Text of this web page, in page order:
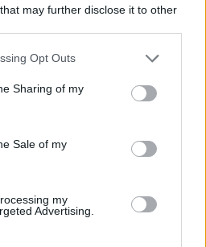
that may further disclose it to other
app uses one or more Google
behaviour. You may click to
and its third-party tags to
purposes in below Google
Opt Outs
Sharing of my
Sale of my
my
Advertising.
τελειωμένους μέσα! Στα 90s οι
στην Μόσχα για να